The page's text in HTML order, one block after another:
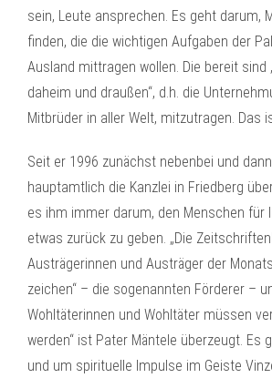
sein, Leute ansprechen. Es geht darum,
finden, die die wichtigen Aufgaben der
Ausland mittragen wollen. Die bereit sind
daheim und draußen“, d.h. die
Mitbrüder in aller Welt, mitzutragen. Das
Seit er 1996 zunächst nebenbei und
hauptamtlich die Kanzlei in Friedberg
es ihm immer darum, den Menschen für
etwas zurück zu geben. „Die
Austrägerinnen und Austräger der
zeichen“ – die sogenannten Förderer –
Wohltäterinnen und Wohltäter müssen
werden“ ist Pater Mäntele überzeugt. Es
und um spirituelle Impulse im Geiste